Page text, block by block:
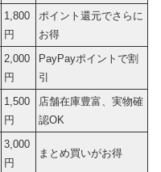
1,800
円
ポイント還元でさらに
お得
2,000
円
PayPayポイントで割
引
1,500
円
店舗在庫豊富、実物確
認OK
3,000
円
まとめ買いがお得